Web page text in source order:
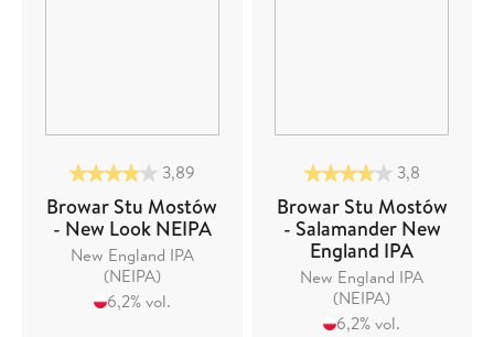
3,89
Browar Stu Mostów
- New Look NEIPA
New England IPA
(NEIPA)
6,2% vol.
3,8
Browar Stu Mostów
- Salamander New
England IPA
New England IPA
(NEIPA)
6,2% vol.